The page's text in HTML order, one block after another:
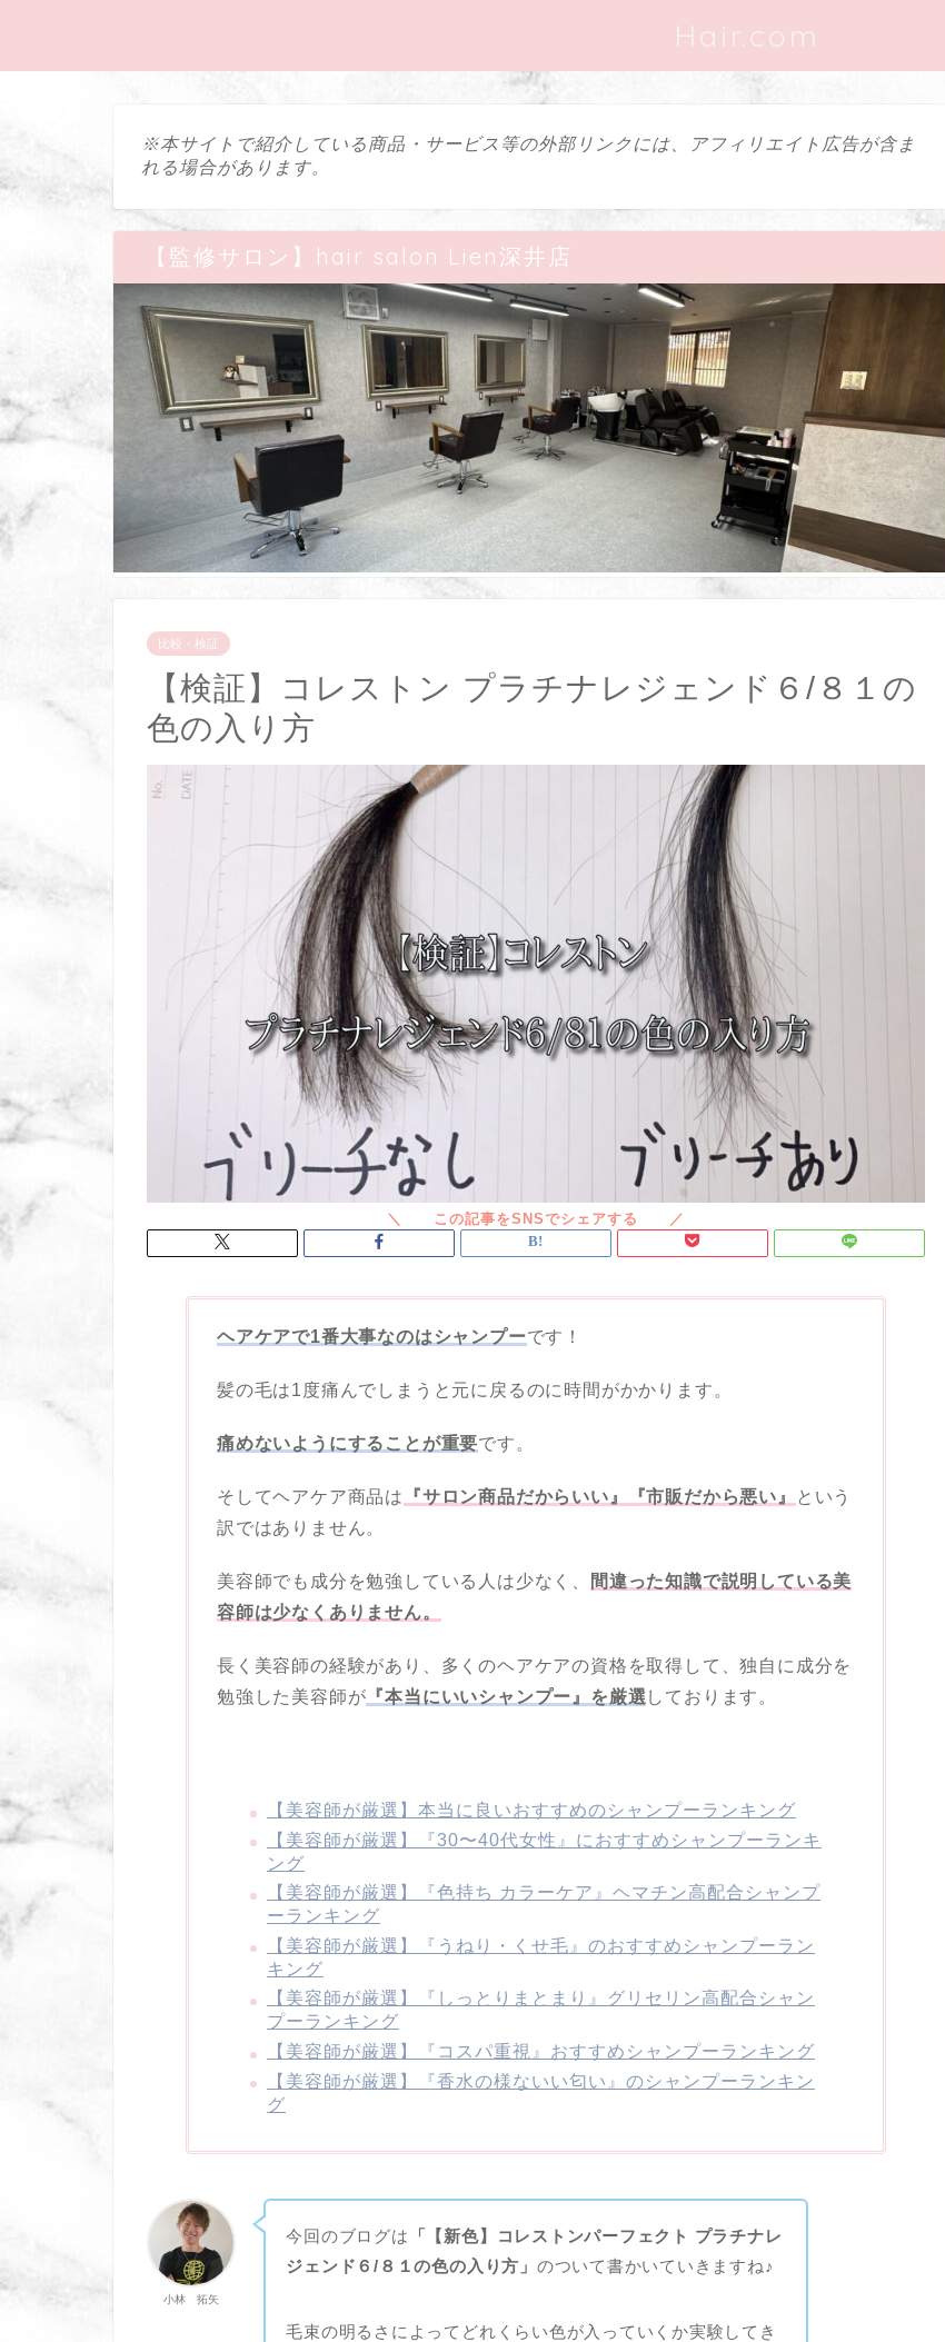
Hair.com
※本サイトで紹介している商品・サービス等の外部リンクには、アフィリエイト広告が含ま
れる場合があります。
【監修サロン】hair salon Lien深井店
比較・検証
【検証】コレストン プラチナレジェンド６/８１の
色の入り方
ヘアケアで1番大事なのはシャンプーです！
髪の毛は1度痛んでしまうと元に戻るのに時間がかかります。
痛めないようにすることが重要です。
そしてヘアケア商品は 『サロン商品だからいい』『市販だから悪い』
という
訳ではありません。
美容師でも成分を勉強している人は少なく、
間違った知識で説明している美
容師は少なくありません。
長く美容師の経験があり、多くのヘアケアの資格を取得して、独自に成分を
勉強した美容師が 『本当にいいシャンプー』を厳選 しております。
【美容師が厳選】本当に良いおすすめのシャンプーランキング
【美容師が厳選】『30〜40代女性』におすすめシャンプーランキ
ング
【美容師が厳選】『色持ち カラーケア』ヘマチン高配合シャンプ
ーランキング
【美容師が厳選】『うねり・くせ毛』のおすすめシャンプーラン
キング
【美容師が厳選】『しっとりまとまり』グリセリン高配合シャン
プーランキング
【美容師が厳選】『コスパ重視』おすすめシャンプーランキング
【美容師が厳選】『香水の様ないい匂い』のシャンプーランキン
グ
小林 拓矢
今回のブログは
「【新色】コレストンパーフェクト プラチナレ
ジェンド６/８１の色の入り方」 のついて書かいていきますね♪
毛束の明るさによってどれくらい色が入っていくか実験してき